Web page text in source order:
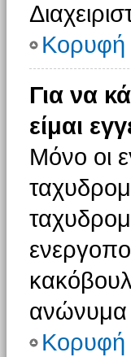
Κορυφή
Για να
είμαι
Μόνο οι
ανώνυμα
Κορυφή